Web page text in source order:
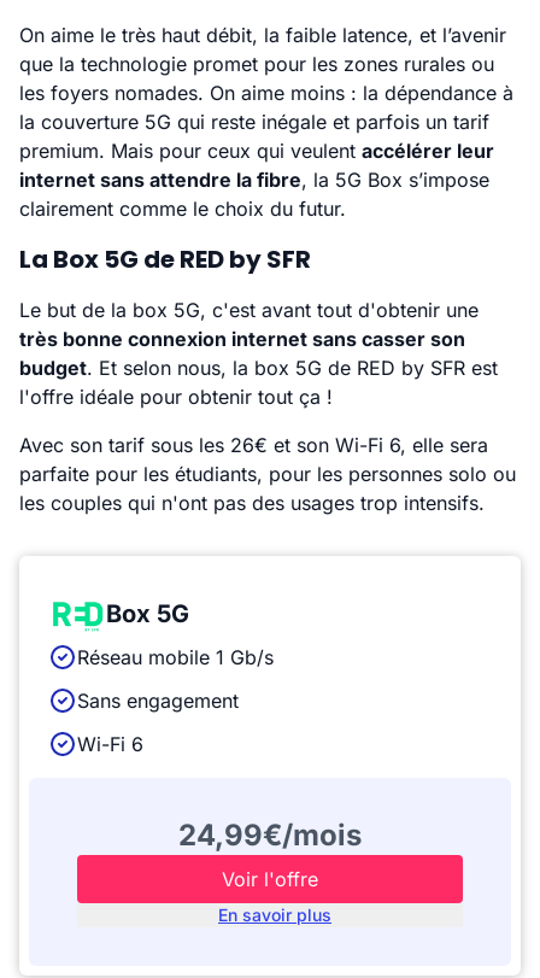
On aime le très haut débit, la faible latence, et l’avenir
que la technologie promet pour les zones rurales ou
les foyers nomades. On aime moins : la dépendance à
la couverture 5G qui reste inégale et parfois un tarif
premium. Mais pour ceux qui veulent accélérer leur
internet sans attendre la fibre, la 5G Box s’impose
clairement comme le choix du futur.
La Box 5G de RED by SFR
Le but de la box 5G, c'est avant tout d'obtenir une
très bonne connexion internet sans casser son
budget. Et selon nous, la box 5G de RED by SFR est
l'offre idéale pour obtenir tout ça !
Avec son tarif sous les 26€ et son Wi-Fi 6, elle sera
parfaite pour les étudiants, pour les personnes solo ou
les couples qui n'ont pas des usages trop intensifs.
Box 5G
Réseau mobile 1 Gb/s
Sans engagement
Wi-Fi 6
24,99€/mois
Voir l'offre
En savoir plus